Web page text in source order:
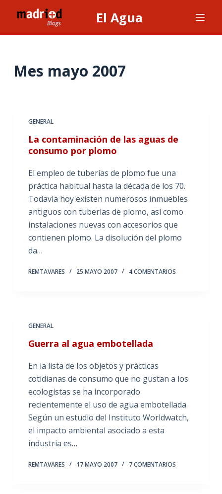
l
El Agua
Mes mayo 2007
GENERAL
La contaminación de las aguas de
consumo por plomo
El empleo de tuberías de plomo fue una
práctica habitual hasta la década de los 70.
Todavía hoy existen numerosos inmuebles
antiguos con tuberías de plomo, así como
instalaciones nuevas con accesorios que
contienen plomo. La disolución del plomo
da…
REMTAVARES 25 MAYO 2007 4 COMENTARIOS
GENERAL
Guerra al agua embotellada
En la lista de los objetos y prácticas
cotidianas de consumo que no gustan a los
ecologistas se ha incorporado
recientemente el uso de agua embotellada.
Según un estudio del Instituto Worldwatch,
el impacto ambiental asociado a esta
industria es…
REMTAVARES 17 MAYO 2007 7 COMENTARIOS